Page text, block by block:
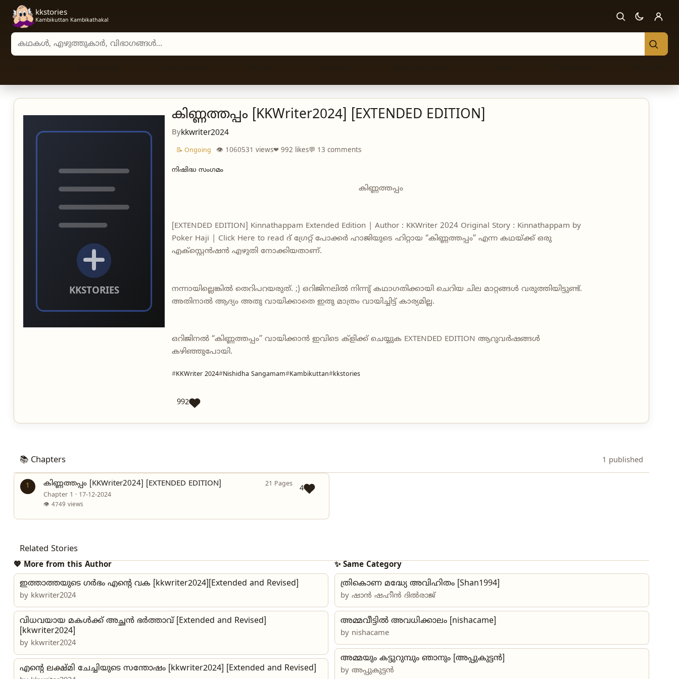
kkstories
Kambikuttan Kambikathakal
Search stories, authors, and categories
കിണ്ണത്തപ്പം [KKWriter2024] [EXTENDED EDITION]
Bykkwriter2024
📝 Ongoing 👁 1060531 views❤ 992 likes💬 13 comments
നിഷിദ്ധ സംഗമം
കിണ്ണത്തപ്പം
[EXTENDED EDITION] Kinnathappam Extended Edition | Author : KKWriter 2024 Original Story : Kinnathappam by
Poker Haji | Click Here to read ദ് ഗ്രേറ്റ് പോക്കർ ഹാജിയുടെ ഹിറ്റായ “കിണ്ണത്തപ്പം” എന്ന കഥയ്ക്ക് ഒരു
എക്സ്റ്റെൻഷൻ എഴുതി നോക്കിയതാണ്‌.
നന്നായില്ലെങ്കിൽ തെറിപറയരുത്. ;) ഒറിജിനലിൽ നിന്നു് കഥാഗതിക്കായി ചെറിയ ചില മാറ്റങ്ങൾ വരുത്തിയിട്ടുണ്ട്.
അതിനാൽ ആദ്യം അതു വായിക്കാതെ ഇതു മാത്രം വായിച്ചിട്ട് കാര്യമില്ല.
ഒറിജിനൽ “കിണ്ണത്തപ്പം” വായിക്കാൻ ഇവിടെ ക്ളിക്ക് ചെയ്യുക EXTENDED EDITION ആറുവർഷങ്ങൾ
കഴിഞ്ഞുപോയി.
KKWriter 2024 Nishidha Sangamam Kambikuttan kkstories
992
📚 Chapters 1 published
1 കിണ്ണത്തപ്പം [KKWriter2024] [EXTENDED EDITION]
21 Pages
Chapter 1 · 17-12-2024
👁 4749 views
4
Related Stories
💖 More from this Author
ഇത്താത്തയുടെ ഗർഭം എന്റെ വക [kkwriter2024][Extended and Revised]
by kkwriter2024
വിധവയായ മകൾക്ക് അച്ഛൻ ഭർത്താവ് [Extended and Revised]
[kkwriter2024]
by kkwriter2024
എന്റെ ലക്ഷ്മി ചേച്ചിയുടെ സന്തോഷം [kkwriter2024] [Extended and Revised]
✨ Same Category
ത്രികൊണ മദ്ധ്യേ അവിഹിതം [Shan1994]
by ഷാൻ ഷഹീൻ ദിൽരാജ്
അമ്മവീട്ടില്‍ അവധിക്കാലം [nishacame]
by nishacame
അമ്മയും കട്ടുറുമ്പും ഞാനും [അപ്പുകുട്ടൻ]
by അപ്പുകുട്ടൻ